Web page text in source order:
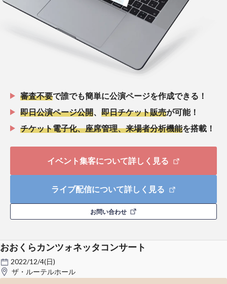
審査不要で誰でも簡単に公演ページを作成できる！
即日公演ページ公開、 即日チケット販売が可能！
チケット電子化、座席管理、来場者分析機能を搭載！
イベント集客について詳しく見る
ライブ配信について詳しく見る
お問い合わせ
おおくらカンツォネッタコンサート
2022/12/4(日)
ザ・ルーテルホール